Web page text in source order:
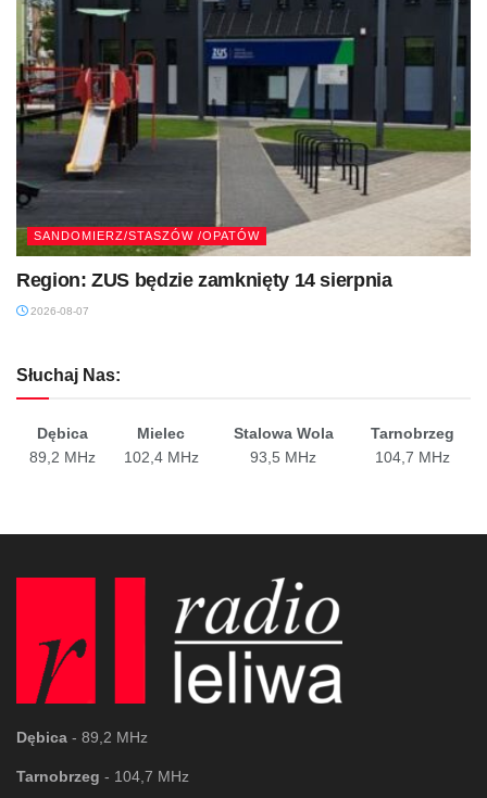
SANDOMIERZ/STASZÓW /OPATÓW
Region: ZUS będzie zamknięty 14 sierpnia
2026-08-07
Słuchaj Nas:
Dębica Mielec Stalowa Wola
Tarnobrzeg
89,2 MHz
102,4 MHz 93,5 MHz 104,7 MHz
Dębica - 89,2 MHz
Tarnobrzeg - 104,7 MHz